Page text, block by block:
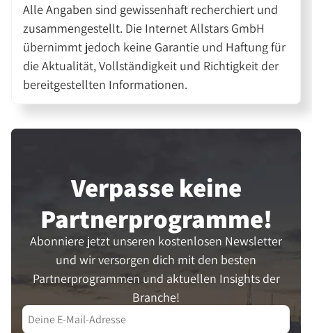
Alle Angaben sind gewissenhaft recherchiert und
zusammengestellt. Die Internet Allstars GmbH
übernimmt jedoch keine Garantie und Haftung für
die Aktualität, Vollständigkeit und Richtigkeit der
bereitgestellten Informationen.
Verpasse keine
Partner­programme!
Abonniere jetzt unseren kostenlosen Newsletter
und wir versorgen dich mit den besten
Partnerprogrammen und aktuellen Insights der
Branche!